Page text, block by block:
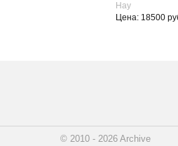
Hay
Цена: 18500
© 2010 - 2026 Archive